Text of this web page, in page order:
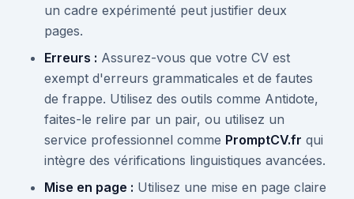
un cadre expérimenté peut justifier deux
pages.
Erreurs : Assurez-vous que votre CV est
exempt d'erreurs grammaticales et de fautes
de frappe. Utilisez des outils comme Antidote,
faites-le relire par un pair, ou utilisez un
service professionnel comme PromptCV.fr qui
intègre des vérifications linguistiques avancées.
Mise en page : Utilisez une mise en page claire